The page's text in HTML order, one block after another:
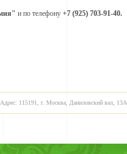
и по телефону +7 (925) 703-91-40.
115191, г. Москва, Даниловский вал, 13А